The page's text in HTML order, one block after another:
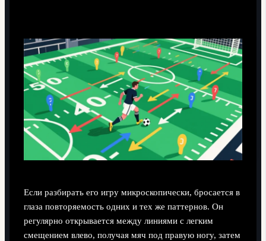
Если разбирать его игру микроскопически, бросается в
глаза повторяемость одних и тех же паттернов. Он
регулярно открывается между линиями с легким
смещением влево, получая мяч под правую ногу, затем